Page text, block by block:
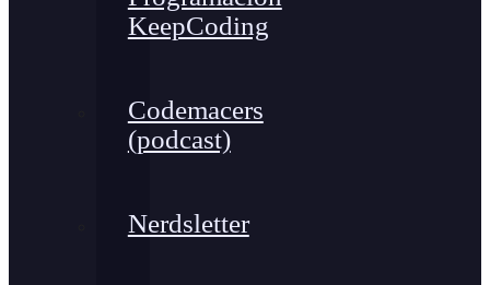
KeepCoding
Codemacers
(podcast)
Nerdsletter